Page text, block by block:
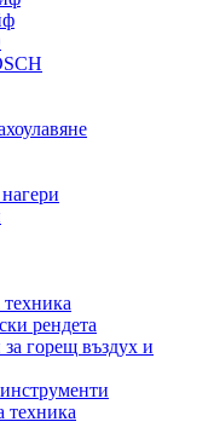
рендета
горещ въздух и
техника